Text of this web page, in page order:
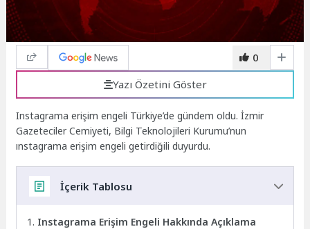
0
Yazı Özetini Göster
Instagrama erişim engeli Türkiye’de gündem oldu. İzmir
Gazeteciler Cemiyeti, Bilgi Teknolojileri Kurumu’nun
ınstagrama erişim engeli getirdiğili duyurdu.
İçerik Tablosu
Instagrama Erişim Engeli Hakkında Açıklama